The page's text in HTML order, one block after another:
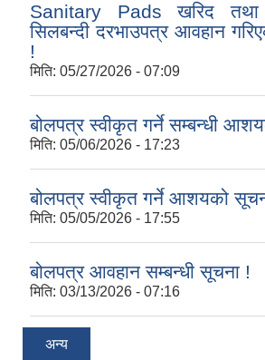
Sanitary Pads खरिद तथा
सिलबन्दी दरभाउपत्र आवहान
!
मिति: 05/27/2026 - 07:09
बोलपत्र स्वीकृत गर्ने सम्बन्धी
मिति: 05/06/2026 - 17:23
बोलपत्र स्वीकृत गर्ने आशयको
मिति: 05/05/2026 - 17:55
बोलपत्र आवहान सम्बन्धी सूचना !
मिति: 03/13/2026 - 07:16
अन्य